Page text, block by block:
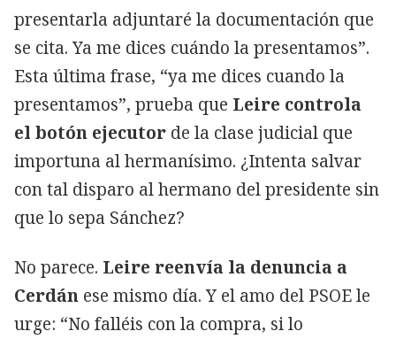
presentarla adjuntaré la documentación que
se cita. Ya me dices cuándo la presentamos”.
Esta última frase, “ya me dices cuando la
presentamos”, prueba que Leire controla
el botón ejecutor de la clase judicial que
importuna al hermanísimo. ¿Intenta salvar
con tal disparo al hermano del presidente sin
que lo sepa Sánchez?
No parece. Leire reenvía la denuncia a
Cerdán ese mismo día. Y el amo del PSOE le
urge: “No falléis con la compra, si lo